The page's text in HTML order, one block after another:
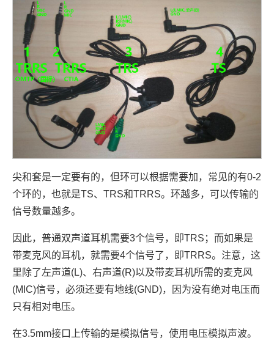
尖和套是一定要有的，但环可以根据需要加，常见的有0-2
个环的，也就是TS、TRS和TRRS。环越多，可以传输的
信号数量越多。
因此，普通双声道耳机需要3个信号，即TRS；而如果是
带麦克风的耳机，就需要4个信号了，即TRRS。注意，这
里除了左声道(L)、右声道(R)以及带麦耳机所需的麦克风
(MIC)信号，必须还要有地线(GND)，因为没有绝对电压而
只有相对电压。
在3.5mm接口上传输的是模拟信号，使用电压模拟声波。